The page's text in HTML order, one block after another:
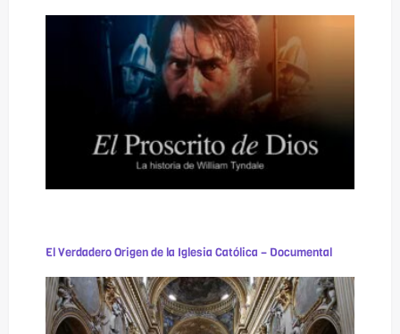
El Verdadero Origen de la Iglesia Católica – Documental